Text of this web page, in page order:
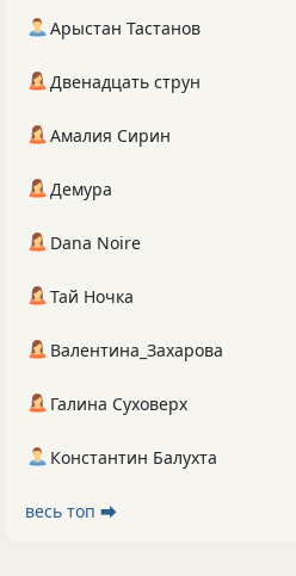
Арыстан Тастанов
Двенадцать струн
Амалия Сирин
Демура
Dana Noire
Тай Ночка
Валентина_Захарова
Галина Суховерх
Константин Балухта
весь топ ⮕